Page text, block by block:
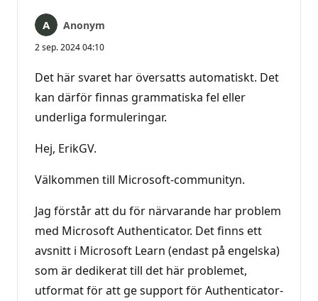
Anonym
2 sep. 2024 04:10
Det här svaret har översatts automatiskt. Det
kan därför finnas grammatiska fel eller
underliga formuleringar.
Hej, ErikGV.
Välkommen till Microsoft-communityn.
Jag förstår att du för närvarande har problem
med Microsoft Authenticator. Det finns ett
avsnitt i Microsoft Learn (endast på engelska)
som är dedikerat till det här problemet,
utformat för att ge support för Authenticator-